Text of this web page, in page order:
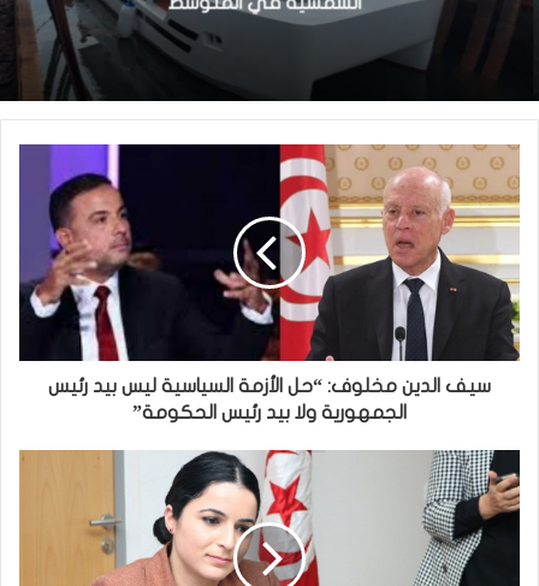
سيف الدين مخلوف: “حل الأزمة السياسية ليس بيد رئيس
الجمهورية ولا بيد رئيس الحكومة”